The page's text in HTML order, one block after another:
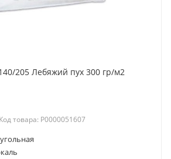
205 Лебяжий пух 300 гр/м2
Код товара: Р0000051607